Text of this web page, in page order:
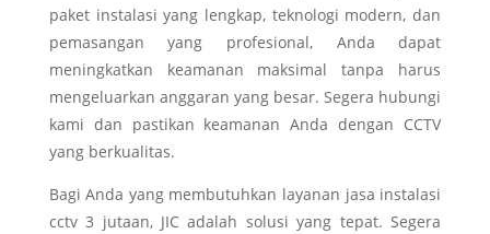
paket instalasi yang lengkap, teknologi modern, dan
pemasangan yang profesional, Anda dapat
meningkatkan keamanan maksimal tanpa harus
mengeluarkan anggaran yang besar. Segera hubungi
kami dan pastikan keamanan Anda dengan CCTV
yang berkualitas.
Bagi Anda yang membutuhkan layanan jasa instalasi
cctv 3 jutaan, JIC adalah solusi yang tepat. Segera